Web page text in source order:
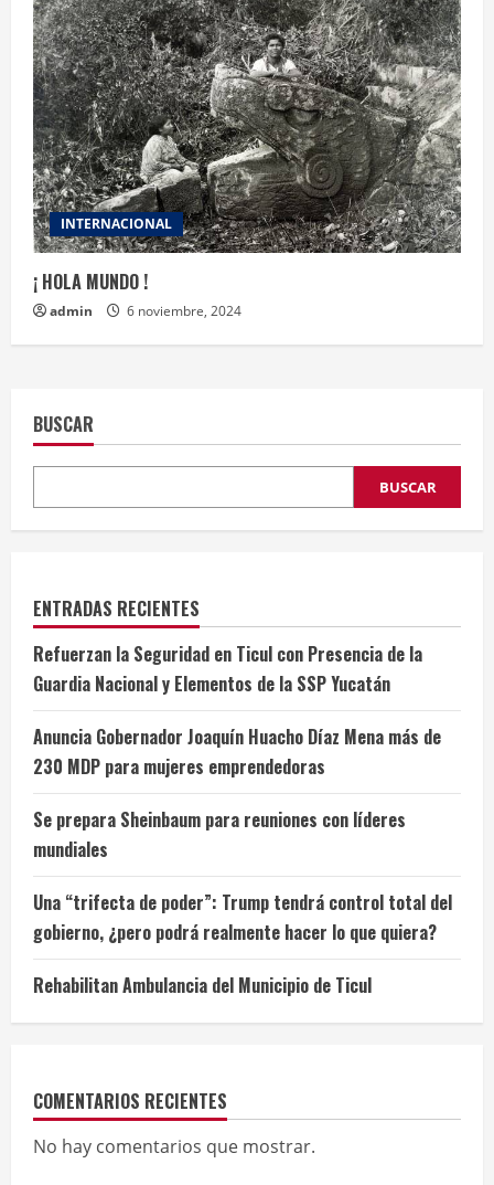
INTERNACIONAL
¡ HOLA MUNDO !
admin 6 noviembre, 2024
BUSCAR
BUSCAR
ENTRADAS RECIENTES
Refuerzan la Seguridad en Ticul con Presencia de la
Guardia Nacional y Elementos de la SSP Yucatán
Anuncia Gobernador Joaquín Huacho Díaz Mena más de
230 MDP para mujeres emprendedoras
Se prepara Sheinbaum para reuniones con líderes
mundiales
Una “trifecta de poder”: Trump tendrá control total del
gobierno, ¿pero podrá realmente hacer lo que quiera?
Rehabilitan Ambulancia del Municipio de Ticul
COMENTARIOS RECIENTES
No hay comentarios que mostrar.